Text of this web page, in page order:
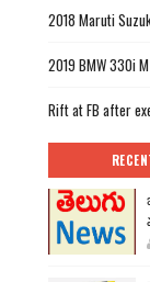
2018 Maruti
2019 BMW 330i
Rift at FB after